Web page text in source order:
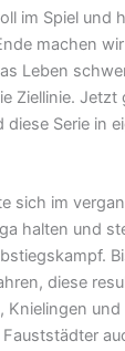
im Spiel und
machen
Leben
Ziellinie. Jetzt
Serie in
sich im
halten und
diese
Knielingen